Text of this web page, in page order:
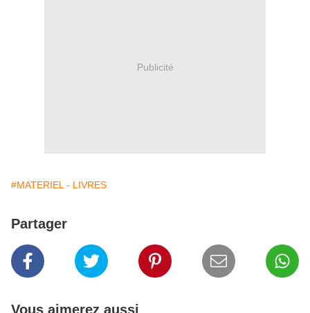
Publicité
#MATERIEL - LIVRES
Partager
Vous aimerez aussi